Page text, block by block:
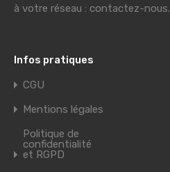
à votre réseau : contactez-nous.
Infos pratiques
CGU
Mentions légales
Politique de
confidentialité
et RGPD